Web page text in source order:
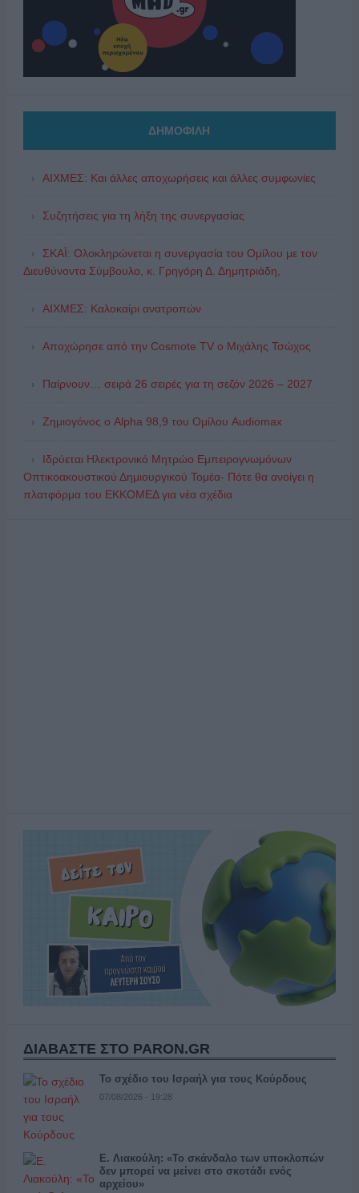
ΔΗΜΟΦΙΛΗ
ΑΙΧΜΕΣ: Και άλλες αποχωρήσεις και άλλες συμφωνίες
Συζητήσεις για τη λήξη της συνεργασίας
ΣΚΑΪ: Ολοκληρώνεται η συνεργασία του Ομίλου με τον
Διευθύνοντα Σύμβουλο, κ. Γρηγόρη Δ. Δημητριάδη,
ΑΙΧΜΕΣ: Καλοκαίρι ανατροπών
Αποχώρησε από την Cosmote TV o Μιχάλης Τσώχος
Παίρνουν… σειρά 26 σειρές για τη σεζόν 2026 – 2027
Ζημιογόνος ο Alpha 98,9 του Ομίλου Audiomax
Ιδρύεται Ηλεκτρονικό Μητρώο Εμπειρογνωμόνων
Οπτικοακουστικού Δημιουργικού Τομέα- Πότε θα ανοίγει η
πλατφόρμα του ΕΚΚΟΜΕΔ για νέα σχέδια
ΔΙΑΒΑΣΤΕ ΣΤΟ PARON.GR
Το σχέδιο του Ισραήλ για τους Κούρδους
07/08/2026 - 19:28
Ε. Λιακούλη: «Το σκάνδαλο των υποκλοπών
δεν μπορεί να μείνει στο σκοτάδι ενός
αρχείου»